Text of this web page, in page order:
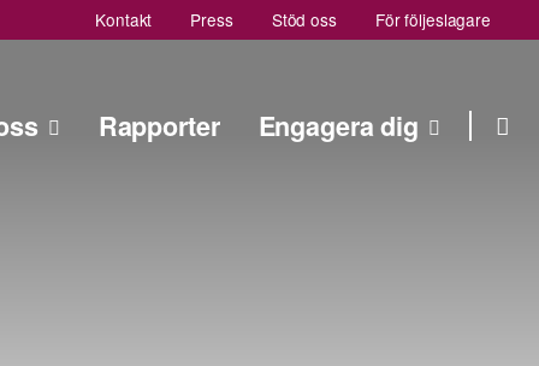
Kontakt Press Stöd oss För följeslagare
Rapporter Engagera dig Sök